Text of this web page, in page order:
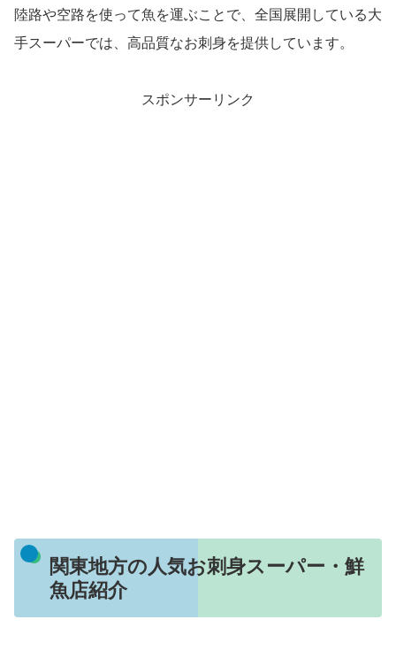
陸路や空路を使って魚を運ぶことで、全国展開している大
手スーパーでは、高品質なお刺身を提供しています。
スポンサーリンク
関東地方の人気お刺身スーパー・鮮
魚店紹介